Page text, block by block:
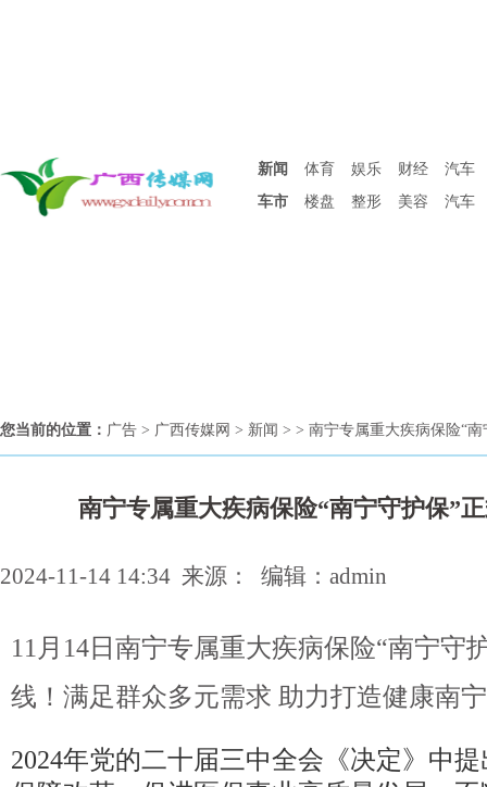
新闻 体育 娱乐 财经
汽车
车市
楼盘 整形 美容 汽车
您当前的位置： 广告 > 广西传媒网 > 新闻 > > 南宁专属重大疾病保险“
南宁专属重大疾病保险“南宁守护保”
2024-11-14 14:34 来源： 编辑：admin
11月14日南宁专属重大疾病保险“南宁守
线！满足群众多元需求 助力打造健康南
2024年党的二十届三中全会《决定》中